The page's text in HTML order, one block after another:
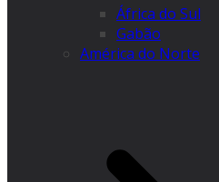
África do Sul
Gabão
América do Norte